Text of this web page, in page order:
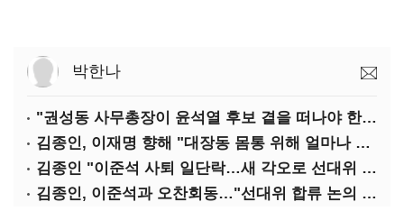
박한나
"권성동 사무총장이 윤석열 후보 곁을 떠나야 한다"
김종인, 이재명 향해 "대장동 몸통 위해 얼마나 죽어야 하나"
김종인 "이준석 사퇴 일단락…새 각오로 선대위 꾸리겠다"
김종인, 이준석과 오찬회동…"선대위 합류 논의 없었다"(종합)